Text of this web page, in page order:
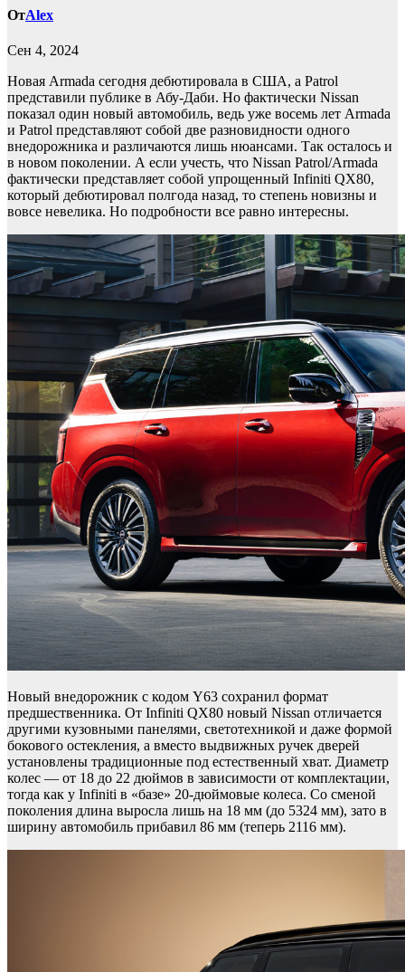
ОтAlex
Сен 4, 2024
Новая Armada сегодня дебютировала в США, а Patrol
представили публике в Абу-Даби. Но фактически Nissan
показал один новый автомобиль, ведь уже восемь лет Armada
и Patrol представляют собой две разновидности одного
внедорожника и различаются лишь нюансами. Так осталось и
в новом поколении. А если учесть, что Nissan Patrol/Armada
фактически представляет собой упрощенный Infiniti QX80,
который дебютировал полгода назад, то степень новизны и
вовсе невелика. Но подробности все равно интересны.
Новый внедорожник с кодом Y63 сохранил формат
предшественника. От Infiniti QX80 новый Nissan отличается
другими кузовными панелями, светотехникой и даже формой
бокового остекления, а вместо выдвижных ручек дверей
установлены традиционные под естественный хват. Диаметр
колес — от 18 до 22 дюймов в зависимости от комплектации,
тогда как у Infiniti в «базе» 20-дюймовые колеса. Со сменой
поколения длина выросла лишь на 18 мм (до 5324 мм), зато в
ширину автомобиль прибавил 86 мм (теперь 2116 мм).